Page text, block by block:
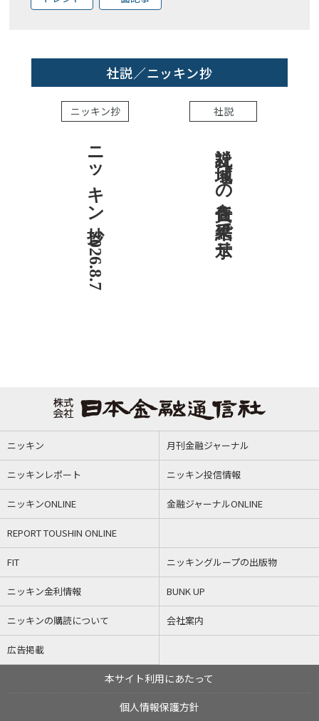
社説／ニッキン抄
ニッキン抄
ニッキン抄 2026.8.7
社説
社説 地域への責任を結果で示せ
ニッキン 月刊金融ジャーナル
ニッキンレポート ニッキン投信情報
ニッキンONLINE 金融ジャーナルONLINE
REPORT TOUSHIN ONLINE
FIT ニッキングループの出版物
ニッキン金利情報 BUNK UP
ニッキンの購読について 会社案内
広告掲載
本サイト利用にあたって
個人情報保護方針